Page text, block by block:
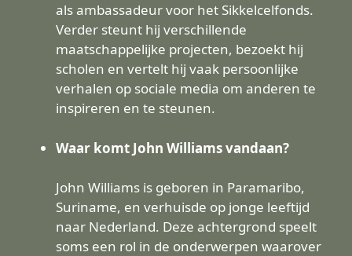
als ambassadeur voor het Sikkelcelfonds.
Verder steunt hij verschillende
maatschappelijke projecten, bezoekt hij
scholen en vertelt hij vaak persoonlijke
verhalen op sociale media om anderen te
inspireren en te steunen.
Waar komt John Williams vandaan?
John Williams is geboren in Paramaribo,
Suriname, en verhuisde op jonge leeftijd
naar Nederland. Deze achtergrond speelt
soms een rol in de onderwerpen waarover